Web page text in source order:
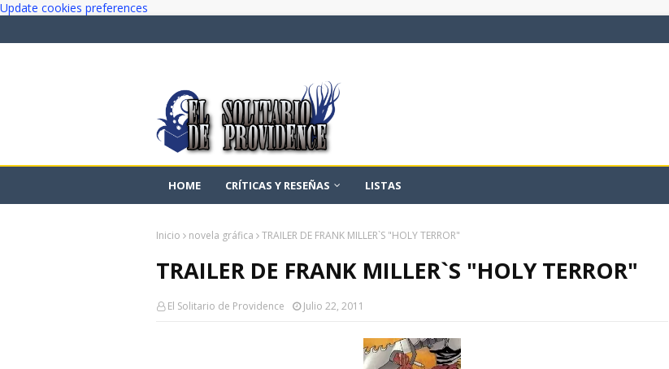
Update cookies preferences
HOME CRÍTICAS Y RESEÑAS LISTAS
Inicio novela gráfica TRAILER DE FRANK MILLER`S "HOLY TERROR"
TRAILER DE FRANK MILLER`S "HOLY TERROR"
El Solitario de Providence Julio 22, 2011